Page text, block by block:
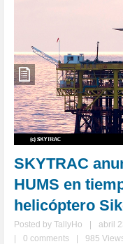
SKYTRAC
HUMS en
helicóptero
Posted byTallyHo | abril
|
0 comments | 985